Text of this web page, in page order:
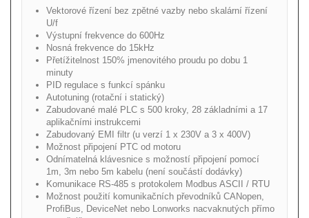
Vektorové řízení bez zpětné vazby nebo skalární řízení
U/f
Výstupní frekvence do 600Hz
Nosná frekvence do 15kHz
Přetížitelnost 150% jmenovitého proudu po dobu 1
minuty
PID regulace s funkcí spánku
Autotuning (rotační i statický)
Zabudované malé PLC s 500 kroky, 28 základními a 17
aplikačními instrukcemi
Zabudovaný EMI filtr (u verzí 1 x 230V a 3 x 400V)
Možnost připojení PTC od motoru
Odnímatelná klávesnice s možností připojení pomocí
1m, 3m nebo 5m kabelu (není součástí dodávky)
Komunikace RS-485 s protokolem Modbus ASCII / RTU
Možnost použití komunikačních převodníků CANopen,
ProfiBus, DeviceNet nebo Lonworks nacvaknutých přímo